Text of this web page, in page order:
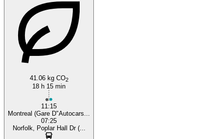
41.06 kg CO2
18 h 15 min
11:15
Montreal (Gare D"Autocars...
07:25
Norfolk, Poplar Hall Dr (...